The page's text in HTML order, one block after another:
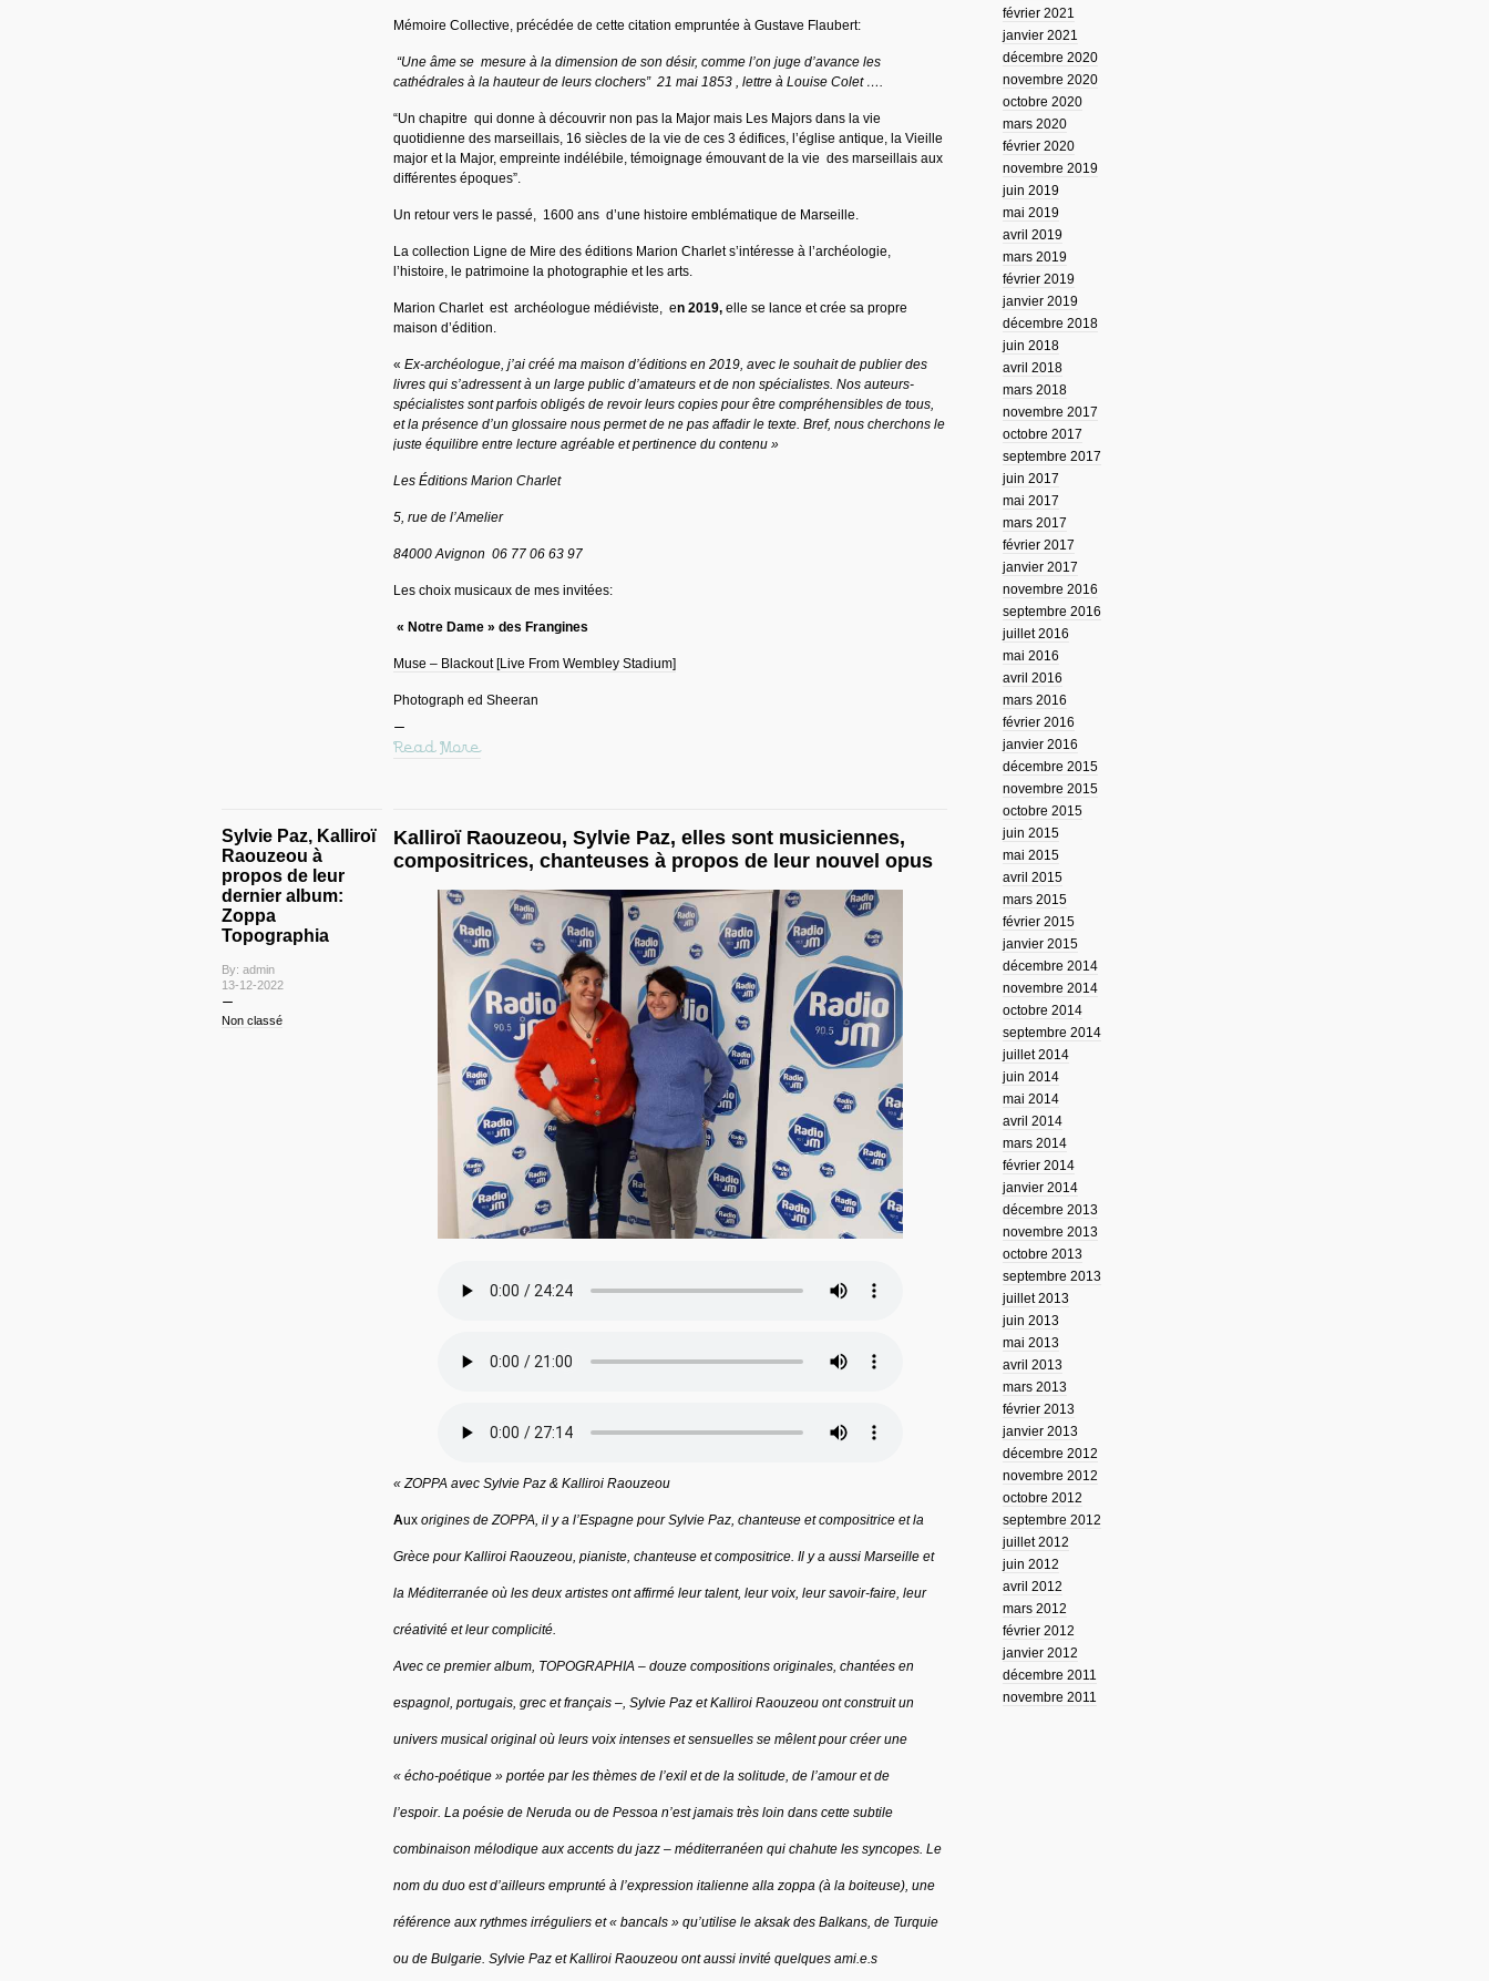
Mémoire Collective, précédée de cette citation empruntée à Gustave Flaubert:
“Une âme se mesure à la dimension de son désir, comme l’on juge d’avance les
cathédrales à la hauteur de leurs clochers” 21 mai 1853 , lettre à Louise Colet ….
“Un chapitre qui donne à découvrir non pas la Major mais Les Majors dans la vie
quotidienne des marseillais, 16 siècles de la vie de ces 3 édifices, l’église antique, la Vieille
major et la Major, empreinte indélébile, témoignage émouvant de la vie des marseillais aux
différentes époques”.
Un retour vers le passé, 1600 ans d’une histoire emblématique de Marseille.
La collection Ligne de Mire des éditions Marion Charlet s’intéresse à l’archéologie,
l’histoire, le patrimoine la photographie et les arts.
Marion Charlet est archéologue médiéviste, en 2019,elle se lance et crée sa propre
maison d’édition.
« Ex-archéologue, j’ai créé ma maison d’éditions en 2019, avec le souhait de publier des
livres qui s’adressent à un large public d’amateurs et de non spécialistes. Nos auteurs-
spécialistes sont parfois obligés de revoir leurs copies pour être compréhensibles de tous,
et la présence d’un glossaire nous permet de ne pas affadir le texte. Bref, nous cherchons le
juste équilibre entre lecture agréable et pertinence du contenu »
Les Éditions Marion Charlet
5, rue de l’Amelier
84000 Avignon 06 77 06 63 97
Les choix musicaux de mes invitées:
« Notre Dame » des Frangines
Muse – Blackout [Live From Wembley Stadium]
Photograph ed Sheeran
Read More
Sylvie Paz, Kalliroï
Raouzeou à
propos de leur
dernier album:
Zoppa
Topographia
By: admin
13-12-2022
Non classé
Kalliroï Raouzeou, Sylvie Paz, elles sont musiciennes,
compositrices, chanteuses à propos de leur nouvel opus
« ZOPPA avec Sylvie Paz & Kalliroi Raouzeou
Auxorigines de ZOPPA, il y a l’Espagne pour Sylvie Paz, chanteuse et compositrice et la
Grèce pour Kalliroi Raouzeou, pianiste, chanteuse et compositrice. Il y a aussi Marseille et
la Méditerranée où les deux artistes ont affirmé leur talent, leur voix, leur savoir-faire, leur
créativité et leur complicité.
Avec ce premier album, TOPOGRAPHIA – douze compositions originales, chantées en
espagnol, portugais, grec et français –, Sylvie Paz et Kalliroi Raouzeou ont construit un
univers musical original où leurs voix intenses et sensuelles se mêlent pour créer une
« écho-poétique » portée par les thèmes de l’exil et de la solitude, de l’amour et de
l’espoir. La poésie de Neruda ou de Pessoa n’est jamais très loin dans cette subtile
combinaison mélodique aux accents du jazz – méditerranéen qui chahute les syncopes. Le
nom du duo est d’ailleurs emprunté à l’expression italienne alla zoppa (à la boiteuse), une
référence aux rythmes irréguliers et « bancals » qu’utilise le aksak des Balkans, de Turquie
ou de Bulgarie. Sylvie Paz et Kalliroi Raouzeou ont aussi invité quelques ami.e.s
février 2021
janvier 2021
décembre 2020
novembre 2020
octobre 2020
mars 2020
février 2020
novembre 2019
juin 2019
mai 2019
avril 2019
mars 2019
février 2019
janvier 2019
décembre 2018
juin 2018
avril 2018
mars 2018
novembre 2017
octobre 2017
septembre 2017
juin 2017
mai 2017
mars 2017
février 2017
janvier 2017
novembre 2016
septembre 2016
juillet 2016
mai 2016
avril 2016
mars 2016
février 2016
janvier 2016
décembre 2015
novembre 2015
octobre 2015
juin 2015
mai 2015
avril 2015
mars 2015
février 2015
janvier 2015
décembre 2014
novembre 2014
octobre 2014
septembre 2014
juillet 2014
juin 2014
mai 2014
avril 2014
mars 2014
février 2014
janvier 2014
décembre 2013
novembre 2013
octobre 2013
septembre 2013
juillet 2013
juin 2013
mai 2013
avril 2013
mars 2013
février 2013
janvier 2013
décembre 2012
novembre 2012
octobre 2012
septembre 2012
juillet 2012
juin 2012
avril 2012
mars 2012
février 2012
janvier 2012
décembre 2011
novembre 2011